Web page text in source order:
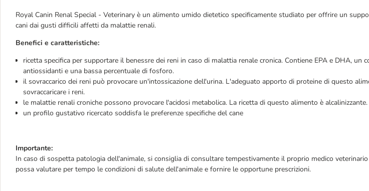
Royal Canin Renal Special - Veterinary è un alimento umido dietetico specificamente studiato per offrire un
cani dai gusti difficili affetti da malattie renali.
Benefici e caratteristiche:
ricetta specifica per supportare il benessre dei reni in caso di malattia renale cronica. Contiene EPA e DHA, un
antiossidanti e una bassa percentuale di fosforo.
il sovraccarico dei reni può provocare un'intossicazione dell'urina. L'adeguato apporto di proteine di questo
sovraccaricare i reni.
le malattie renali croniche possono provocare l'acidosi metabolica. La ricetta di questo alimento è alcalinizzante.
un profilo gustativo ricercato soddisfa le preferenze specifiche del cane
Importante:
In caso di sospetta patologia dell'animale, si consiglia di consultare tempestivamente il proprio medico
possa valutare per tempo le condizioni di salute dell'animale e fornire le opportune prescrizioni.